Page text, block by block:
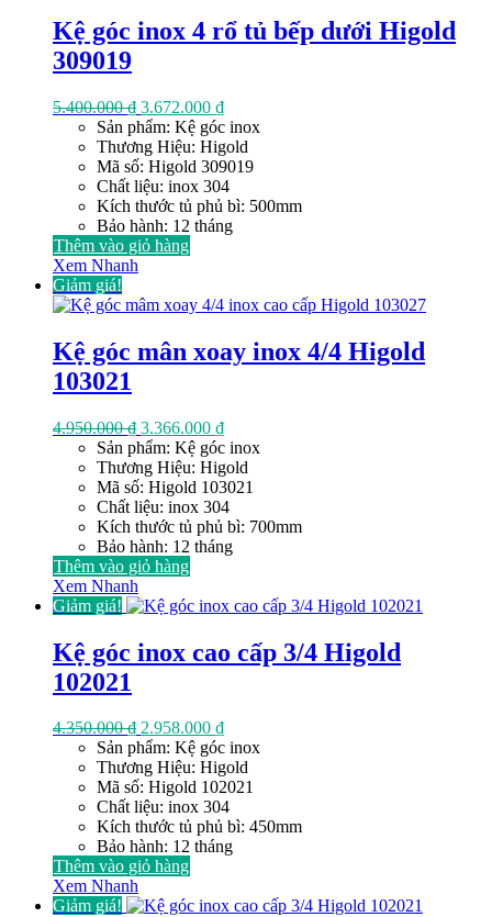
Kệ góc inox 4 rổ tủ bếp dưới Higold
309019
5.400.000₫ Giá
gốc
là:
5.400.000 ₫.
3.672.000 ₫Giá
hiện
tại
là:
3.672.000 ₫.
Sản phẩm: Kệ góc inox
Thương Hiệu: Higold
Mã số: Higold 309019
Chất liệu: inox 304
Kích thước tủ phủ bì: 500mm
Bảo hành: 12 tháng
Thêm vào giỏ hàng
Xem Nhanh
Giảm giá!
Kệ góc mân xoay inox 4/4 Higold
103021
4.950.000₫ Giá
gốc
là:
4.950.000 ₫.
3.366.000 ₫Giá
hiện
tại
là:
3.366.000 ₫.
Sản phẩm: Kệ góc inox
Thương Hiệu: Higold
Mã số: Higold 103021
Chất liệu: inox 304
Kích thước tủ phủ bì: 700mm
Bảo hành: 12 tháng
Thêm vào giỏ hàng
Xem Nhanh
Giảm giá!
Kệ góc inox cao cấp 3/4 Higold
102021
4.350.000₫ Giá
gốc
là:
4.350.000 ₫.
2.958.000 ₫Giá
hiện
tại
là:
2.958.000 ₫.
Sản phẩm: Kệ góc inox
Thương Hiệu: Higold
Mã số: Higold 102021
Chất liệu: inox 304
Kích thước tủ phủ bì: 450mm
Bảo hành: 12 tháng
Thêm vào giỏ hàng
Xem Nhanh
Giảm giá!